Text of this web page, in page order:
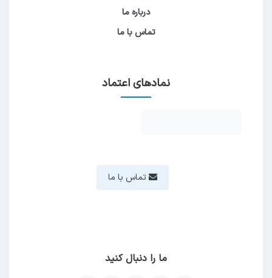
درباره ما
تماس با ما
نمادهای اعتماد
تماس با ما
ما را دنبال کنید